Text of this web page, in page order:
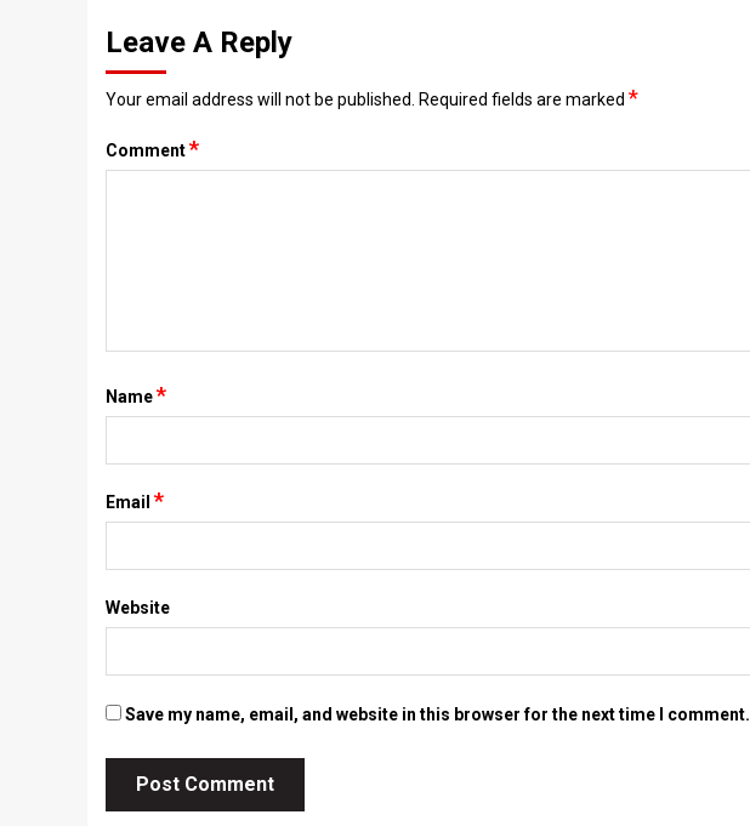
Leave A Reply
Your email address will not be published. Required fields are marked *
Comment*
Name*
Email *
Website
Save my name, email, and website in this browser for the next time I comment.